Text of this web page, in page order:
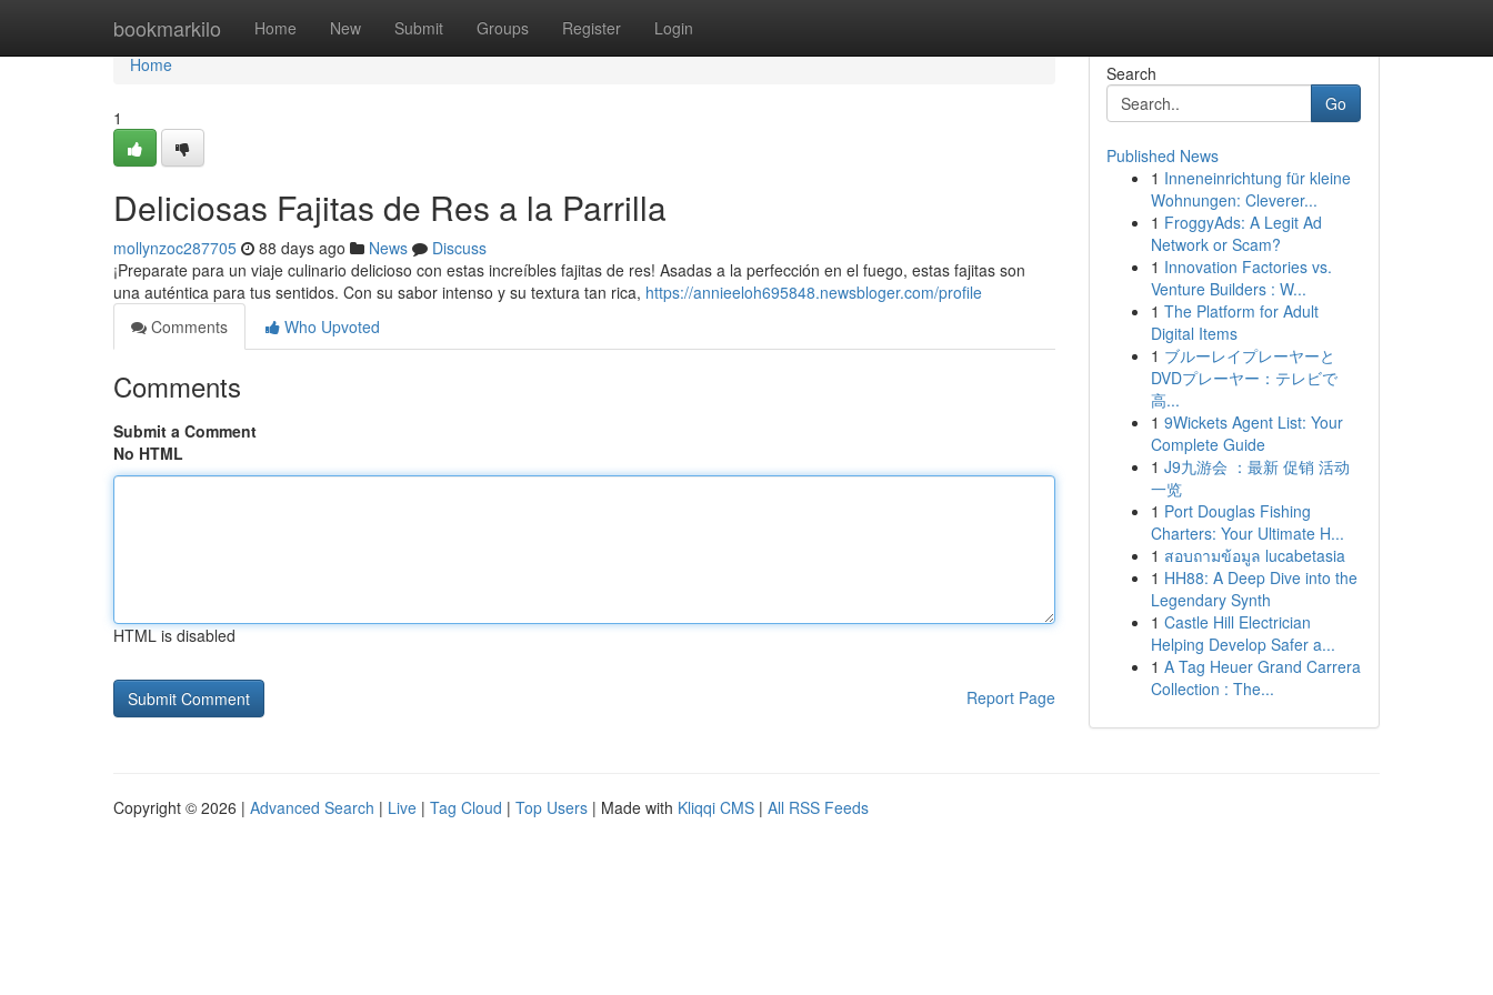
bookmarkilo Home New Submit Groups Register Login
Home
Home
1
Deliciosas Fajitas de Res a la Parrilla
mollynzoc287705 88 days ago News
Discuss
¡Preparate para un viaje culinario delicioso con estas increíbles fajitas de res! Asadas a la perfección en el fuego, estas fajitas son
una auténtica para tus sentidos. Con su sabor intenso y su textura tan rica, https://annieeloh695848.newsbloger.com/profile
Comments
Who Upvoted
Comments
Submit a Comment
No HTML
HTML is disabled
Report Page
Search
Go
Published News
1 Inneneinrichtung für kleine
Wohnungen: Cleverer...
1 FroggyAds: A Legit Ad
Network or Scam?
1 Innovation Factories vs.
Venture Builders : W...
1 The Platform for Adult
Digital Items
1 ブルーレイプレーヤーと
DVDプレーヤー：テレビで
高...
1 9Wickets Agent List: Your
Complete Guide
1 J9九游会 ：最新 促销 活动
一览
1 Port Douglas Fishing
Charters: Your Ultimate H...
1 สอบถามข้อมูล lucabetasia
1 HH88: A Deep Dive into the
Legendary Synth
1 Castle Hill Electrician
Helping Develop Safer a...
1 A Tag Heuer Grand Carrera
Collection : The...
Copyright © 2026 | Advanced Search | Live | Tag Cloud | Top Users | Made with Kliqqi CMS | All RSS Feeds